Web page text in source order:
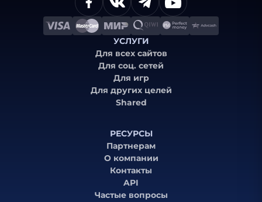
УСЛУГИ
Для всех сайтов
Для соц. сетей
Для игр
Для других целей
Shared
РЕСУРСЫ
Партнерам
О компании
Контакты
API
Частые вопросы